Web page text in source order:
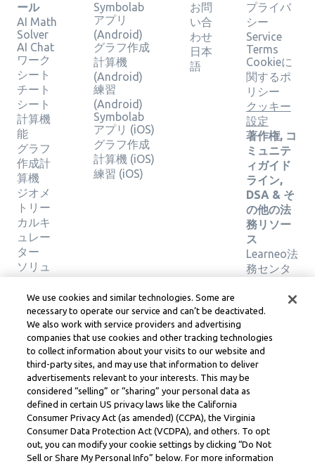
ール
AI Math
Solver
AI Chat
ワーク
シート
チート
シート
計算機
能
グラフ
作成計
算機
ジオメ
トリー
カルキ
ュレー
ター
ソリュ
ーショ
ンの検
証
Symbolab
アプリ
(Android)
グラフ作成
計算機
(Android)
練習
(Android)
Symbolab
アプリ (iOS)
グラフ作成
計算機 (iOS)
練習 (iOS)
お問
い合
わせ
日本
語
プライバ
シー
Service
Terms
Cookieに
関するポ
リシー
クッキー
設定
著作権, コ
ミュニテ
ィガイド
ライン,
DSA & そ
の他の法
務リソー
ス
Learneo法
務センタ
サービス
Symbolab, a Learneo, Inc. business
© Learneo, Inc. 2024
We use cookies and similar technologies. Some are
necessary to operate our service and can’t be deactivated.
We also work with service providers and advertising
companies that use cookies and other tracking technologies
to collect information about your visits to our website and
third-party sites, and may use that information to deliver
advertisements relevant to your interests. This may be
considered “selling” or “sharing” your personal data as
defined in certain US privacy laws like the California
Consumer Privacy Act (as amended) (CCPA), the Virginia
Consumer Data Protection Act (VCDPA), and others. To opt
out, you can modify your cookie settings by clicking “Do Not
Sell or Share My Personal Info” below. For more information